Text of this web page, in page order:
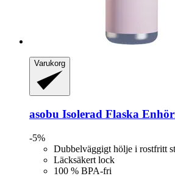
Varukorg
asobu Isolerad Flaska
-5%
Dubbelväggigt hölje i rostfritt
Läcksäkert lock
100 % BPA-fri